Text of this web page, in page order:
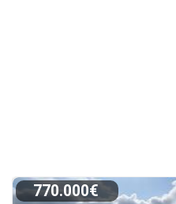
770.000€